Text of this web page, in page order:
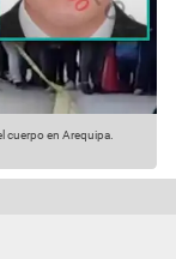
cuerpo en Arequipa.